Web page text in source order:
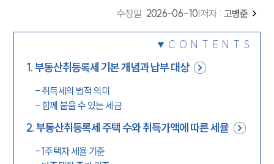
수정일: 2026-06-10 저자 : 고병준
CONTENTS
1.부동산취등록세 기본 개념과 납부 대상
-취득세의 법적 의미
- 함께 붙을 수 있는 세금
2.부동산취등록세 주택 수와 취득가액에 따른 세율
-1주택자 세율 기준